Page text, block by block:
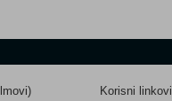
Korisni linkovi